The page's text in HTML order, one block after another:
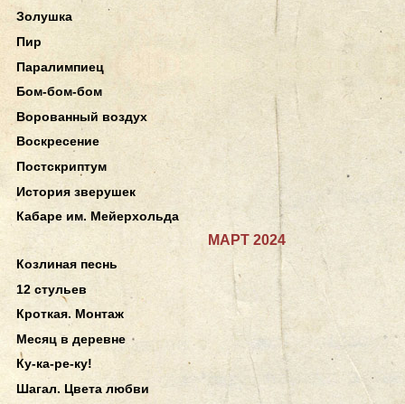
Золушка
Пир
Паралимпиец
Бом-бом-бом
Ворованный воздух
Воскресение
Постскриптум
История зверушек
Кабаре им. Мейерхольда
МАРТ 2024
Козлиная песнь
12 стульев
Кроткая. Монтаж
Месяц в деревне
Ку-ка-ре-ку!
Шагал. Цвета любви